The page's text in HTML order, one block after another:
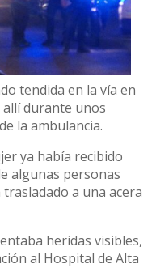
tendida en la vía en
durante unos
la ambulancia.
ya había recibido
algunas personas
a una acera
heridas visibles,
al Hospital de Alta